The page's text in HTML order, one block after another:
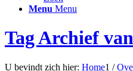
Menu Menu
Tag Archief
U bevindt zich hier: Home1 /